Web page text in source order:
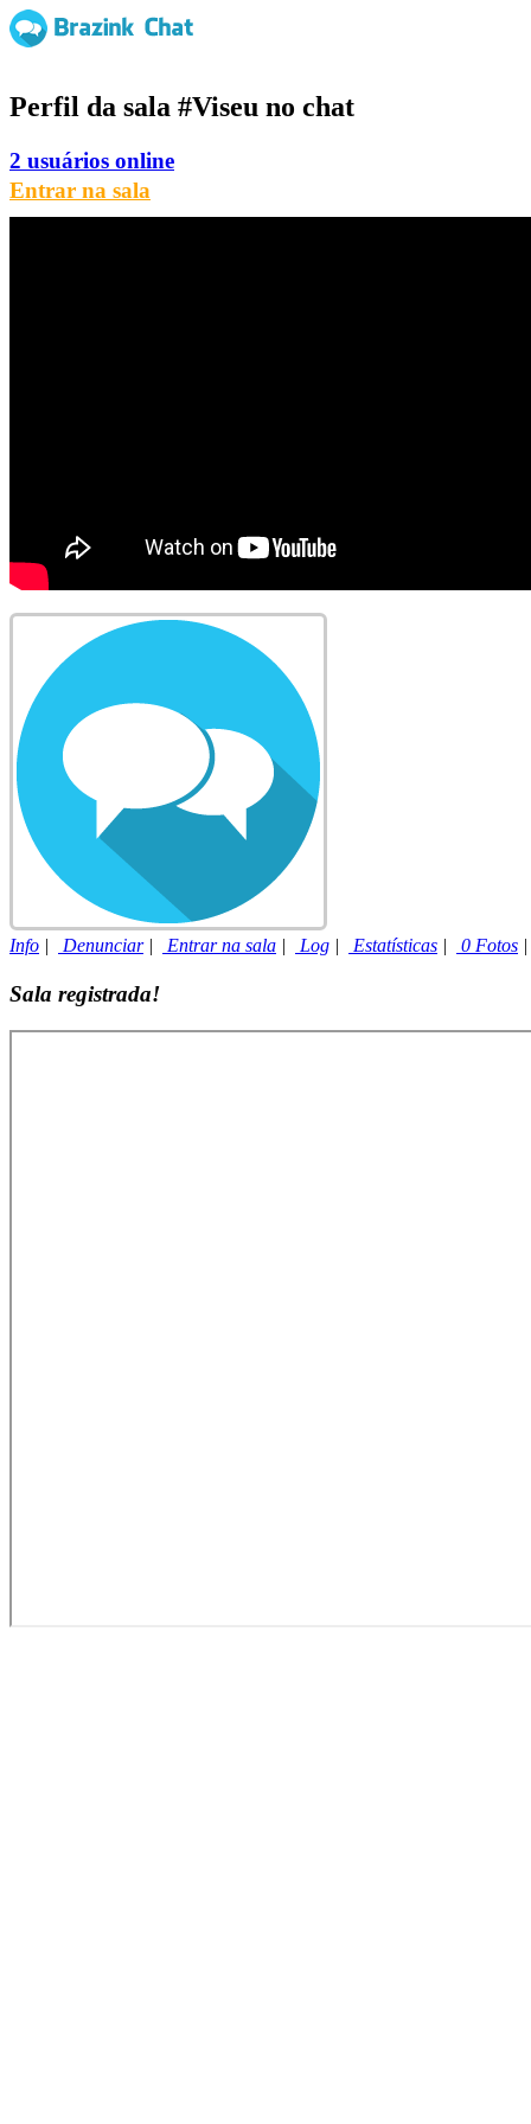
Perfil da sala #Viseu no chat
2 usuários online
Entrar na sala
Info | Denunciar| Entrar na sala | Log | Estatísticas | 0 Fotos
Sala registrada!